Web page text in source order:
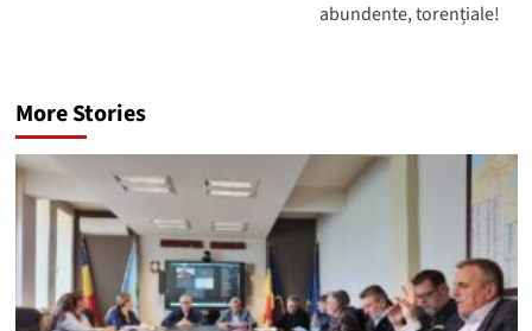
abundente, torențiale!
More Stories